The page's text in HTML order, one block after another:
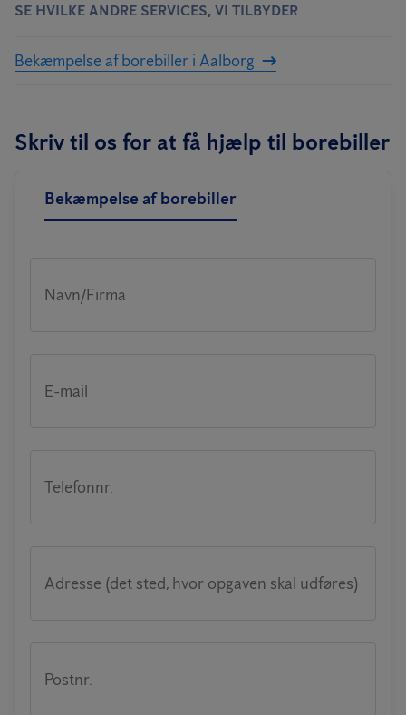
SE HVILKE ANDRE SERVICES, VI TILBYDER
Bekæmpelse af borebiller i Aalborg
Skriv til os for at få hjælp til borebiller
Bekæmpelse af borebiller
Navn/Firma
E-mail
Telefonnr.
Adresse (det sted, hvor opgaven skal udføres)
Postnr.